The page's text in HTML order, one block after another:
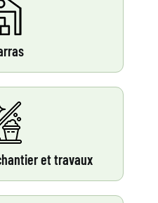
et travaux